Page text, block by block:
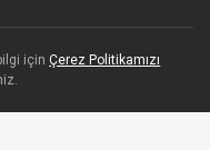
içinÇerez Politikamızı